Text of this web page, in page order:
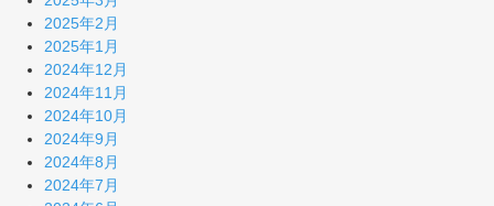
2025年2月
2025年1月
2024年12月
2024年11月
2024年10月
2024年9月
2024年8月
2024年7月